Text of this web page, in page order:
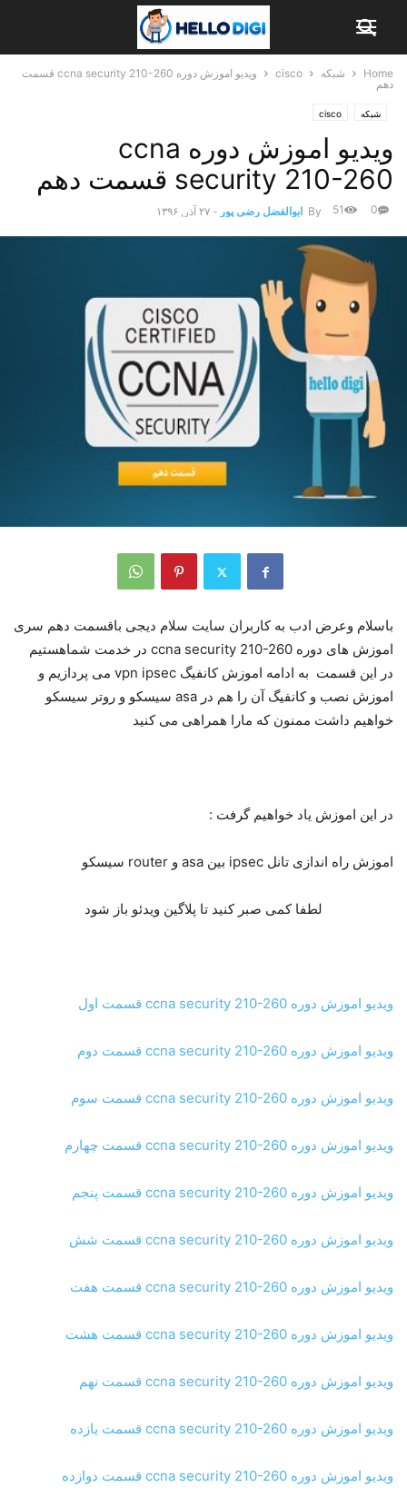
Home شبکه cisco
ویدیو اموزش دوره ccna security 210-260 قسمت
دهم
شبکه cisco
ویدیو اموزش دوره ccna
security 210-260 قسمت دهم
By ابوالفضل رضی پور - ۲۷ آذر, ۱۳۹۶ 0
51
باسلام وعرض ادب به کاربران سایت سلام دیجی باقسمت دهم سری
اموزش های دوره ccna security 210-260 در خدمت شماهستیم
در این قسمت به ادامه اموزش کانفیگ vpn ipsec می پردازیم و
اموزش نصب و کانفیگ آن را هم در asa سیسکو و روتر سیسکو
خواهیم داشت ممنون که مارا همراهی می کنید
در این اموزش یاد خواهیم گرفت :
اموزش راه اندازی تانل ipsec بین asa و router سیسکو
لطفا کمی صبر کنید تا پلاگین ویدئو باز شود
ویدیو اموزش دوره ccna security 210-260 قسمت اول
ویدیو اموزش دوره ccna security 210-260 قسمت دوم
ویدیو اموزش دوره ccna security 210-260 قسمت سوم
ویدیو اموزش دوره ccna security 210-260 قسمت چهارم
ویدیو اموزش دوره ccna security 210-260 قسمت پنجم
ویدیو اموزش دوره ccna security 210-260 قسمت شش
ویدیو اموزش دوره ccna security 210-260 قسمت هفت
ویدیو اموزش دوره ccna security 210-260 قسمت هشت
ویدیو اموزش دوره ccna security 210-260 قسمت نهم
ویدیو اموزش دوره ccna security 210-260 قسمت یازده
ویدیو اموزش دوره ccna security 210-260 قسمت دوازده